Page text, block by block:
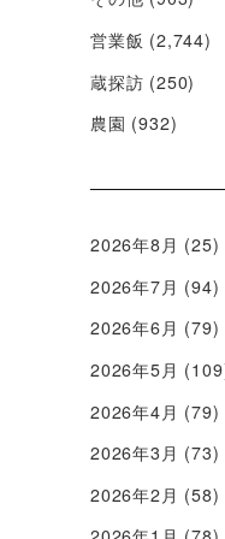
営業飯 (2,744)
蔵探訪 (250)
農園 (932)
2026年8月 (25)
2026年7月 (94)
2026年6月 (79)
2026年5月
2026年4月 (79)
2026年3月 (73)
2026年2月 (58)